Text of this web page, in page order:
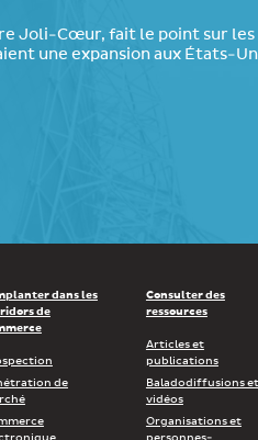
Joli-Cœur, fait le point sur
une expansion aux États-
dans les
de
de
Consulter des
ressources
Articles et
publications
Baladodiffusions et
vidéos
Organisations et
personnes-